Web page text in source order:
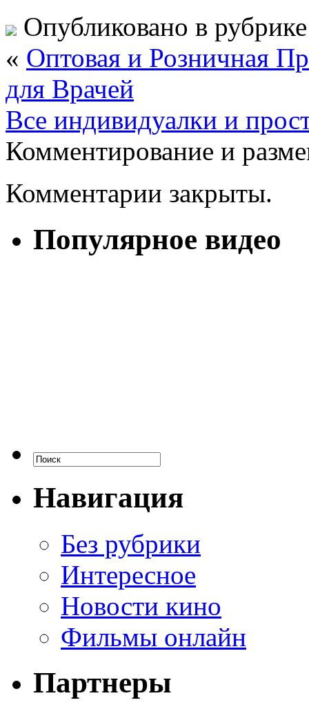
Опубликовано в
« Оптовая и Розничная
для Врачей
Все индивидуалки и
Комментирование и
Комментарии закрыты.
Популярное видео
Навигация
Без рубрики
Интересное
Новости кино
Фильмы онлайн
Партнеры